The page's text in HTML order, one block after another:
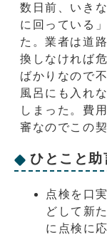
数日前、いき
に回っている
た。業者は道
換しなければ
ばかりなので
風呂にも入れ
しまった。費
審なのでこの
ひとこと助
点検を口
どして新
に点検に